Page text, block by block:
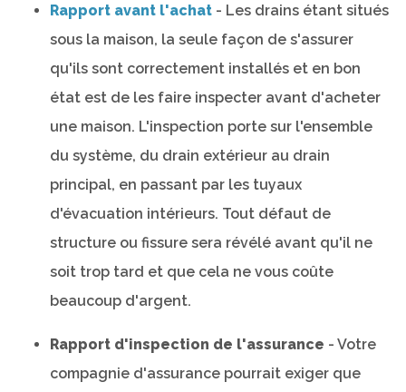
Rapport avant l'achat - Les drains étant situés
sous la maison, la seule façon de s'assurer
qu'ils sont correctement installés et en bon
état est de les faire inspecter avant d'acheter
une maison. L'inspection porte sur l'ensemble
du système, du drain extérieur au drain
principal, en passant par les tuyaux
d'évacuation intérieurs. Tout défaut de
structure ou fissure sera révélé avant qu'il ne
soit trop tard et que cela ne vous coûte
beaucoup d'argent.
Rapport d'inspection de l'assurance - Votre
compagnie d'assurance pourrait exiger que